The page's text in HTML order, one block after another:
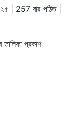
| 257 বার পঠিত |